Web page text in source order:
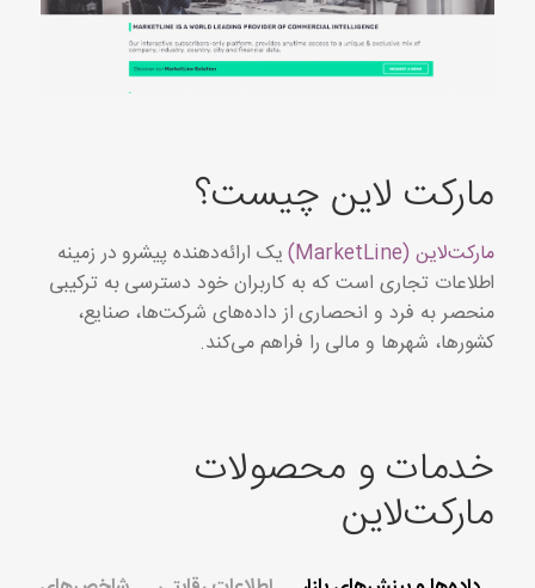
مارکت لاین چیست؟
مارکت‌لاین (MarketLine)
یک ارائه‌دهنده پیشرو در زمینه
اطلاعات تجاری است که به کاربران خود دسترسی به ترکیبی
منحصر به فرد و انحصاری از داده‌های شرکت‌ها، صنایع،
کشورها، شهرها و مالی را فراهم می‌کند.
خدمات و محصولات
مارکت‌لاین